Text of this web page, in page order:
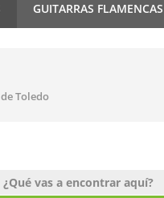
GUITARRAS FLAMENCAS
Toledo
¿Qué vas a encontrar aquí?